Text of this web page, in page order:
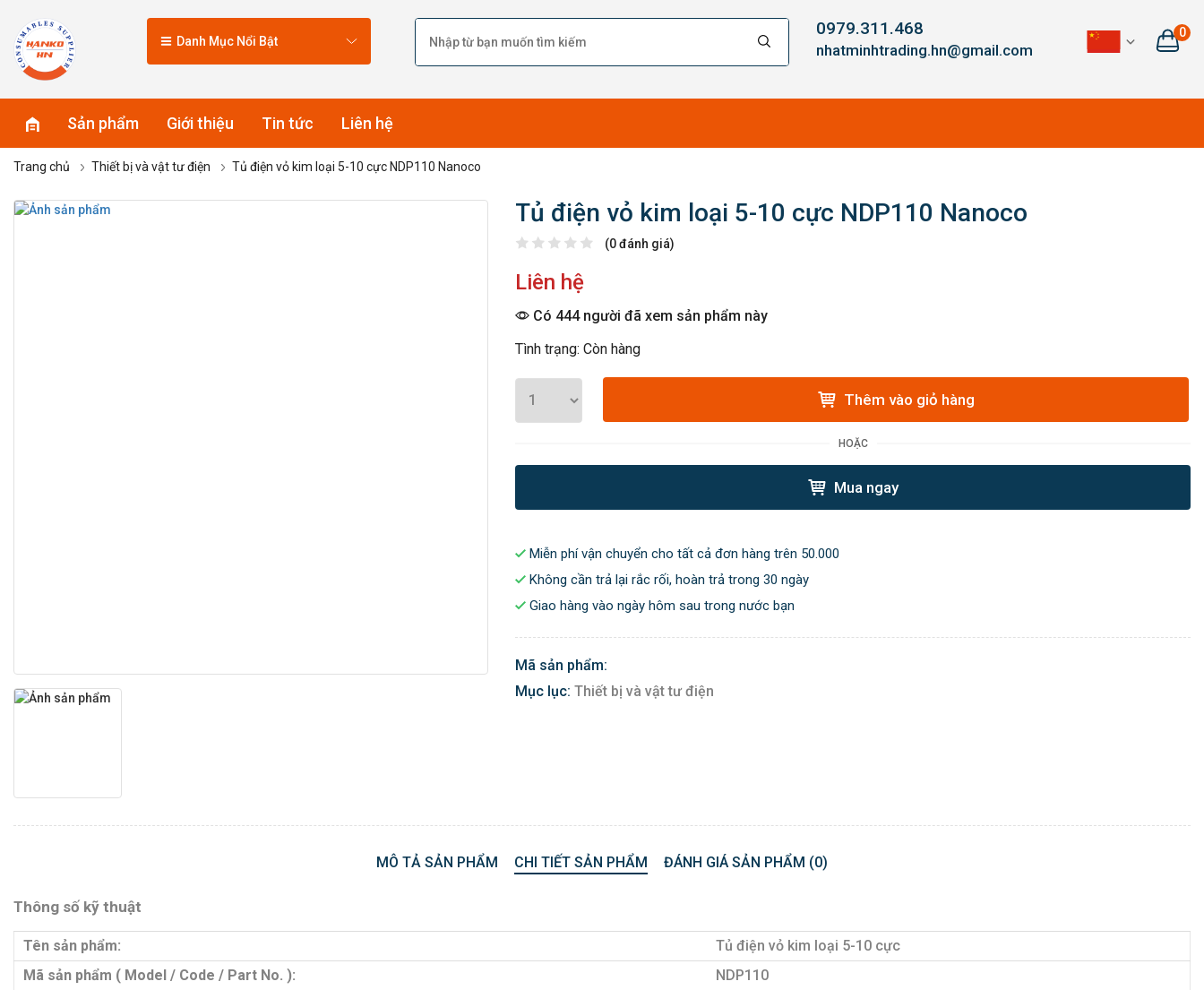
Danh Mục Nổi Bật
0979.311.468
nhatminhtrading.hn@gmail.com
0
Sản phẩm Giới thiệu Tin tức Liên hệ
Trang chủ Thiết bị và vật tư điện Tủ điện vỏ kim loại 5-10 cực NDP110 Nanoco
Tủ điện vỏ kim loại 5-10 cực NDP110 Nanoco
(0 đánh giá)
Liên hệ
Có 444 người đã xem sản phẩm này
Tình trạng: Còn hàng
Thêm vào giỏ hàng
HOẶC
Mua ngay
Miễn phí vận chuyển cho tất cả đơn hàng trên 50.000
Không cần trả lại rắc rối, hoàn trả trong 30 ngày
Giao hàng vào ngày hôm sau trong nước bạn
Mã sản phẩm:
Mục lục: Thiết bị và vật tư điện
MÔ TẢ SẢN PHẨM CHI TIẾT SẢN PHẨM ĐÁNH GIÁ SẢN PHẨM (0)
Thông số kỹ thuật
Tên sản phẩm:
Tủ điện vỏ kim loại 5-10 cực
Mã sản phẩm ( Model / Code / Part No. ):
NDP110